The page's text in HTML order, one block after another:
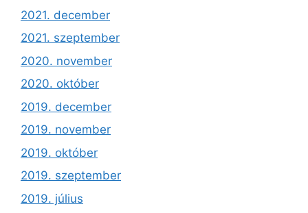
2021. december
2021. szeptember
2020. november
2020. október
2019. december
2019. november
2019. október
2019. szeptember
2019. július